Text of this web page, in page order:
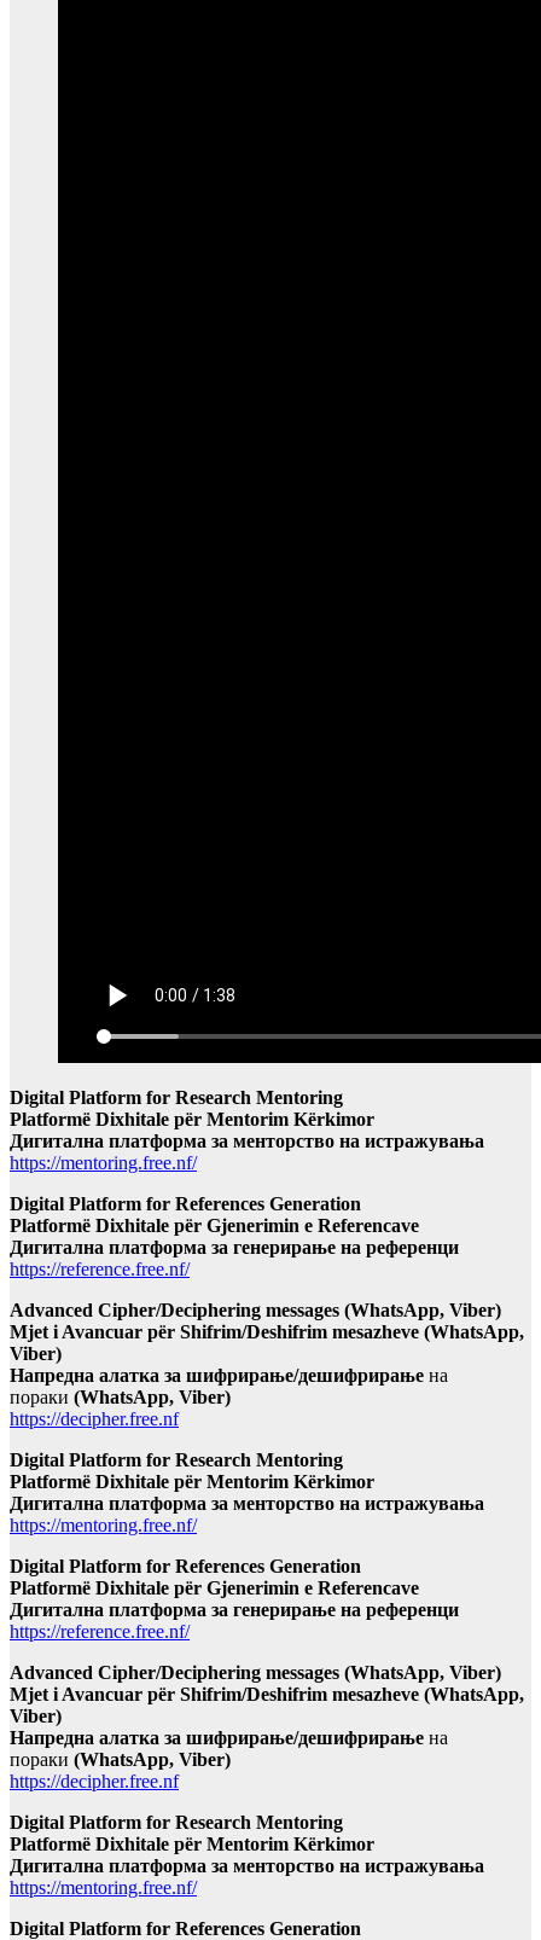
Digital Platform for Research Mentoring
Platformë Dixhitale për Mentorim Kërkimor
Дигитална платформа за менторство на истражувања
https://mentoring.free.nf/
Digital Platform for References Generation
Platformë Dixhitale për Gjenerimin e Referencave
Дигитална платформа за генерирање на референци
https://reference.free.nf/
Advanced Cipher/Deciphering messages (WhatsApp, Viber)
Mjet i Avancuar për Shifrim/Deshifrim mesazheve (WhatsApp,
Viber)
Напредна алатка за шифрирање/дешифрирање на
пораки (WhatsApp, Viber)
https://decipher.free.nf
Digital Platform for Research Mentoring
Platformë Dixhitale për Mentorim Kërkimor
Дигитална платформа за менторство на истражувања
https://mentoring.free.nf/
Digital Platform for References Generation
Platformë Dixhitale për Gjenerimin e Referencave
Дигитална платформа за генерирање на референци
https://reference.free.nf/
Advanced Cipher/Deciphering messages (WhatsApp, Viber)
Mjet i Avancuar për Shifrim/Deshifrim mesazheve (WhatsApp,
Viber)
Напредна алатка за шифрирање/дешифрирање на
пораки (WhatsApp, Viber)
https://decipher.free.nf
Digital Platform for Research Mentoring
Platformë Dixhitale për Mentorim Kërkimor
Дигитална платформа за менторство на истражувања
https://mentoring.free.nf/
Digital Platform for References Generation